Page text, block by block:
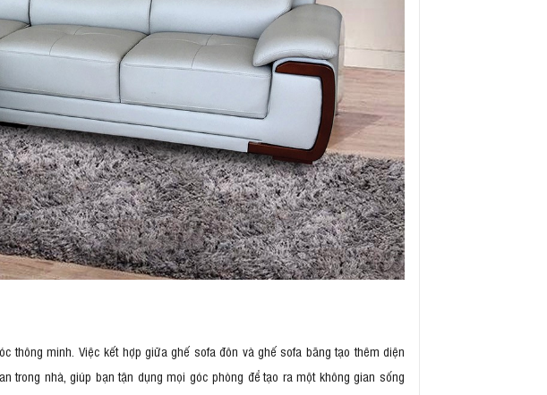
thông minh. Việc kết hợp giữa ghế sofa đôn và ghế sofa băng tạo thêm diện
trong nhà, giúp bạn tận dụng mọi góc phòng để tạo ra một không gian sống